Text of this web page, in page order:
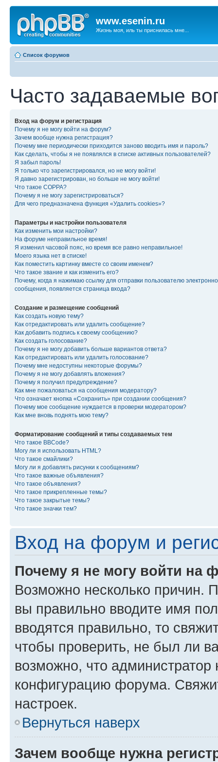
www.esenin.ru
Жизнь моя, иль ты приснилась мне...
Список форумов
Часто задаваемые
Вход на форум и регистрация
Почему я не могу войти на форум?
Зачем вообще нужна регистрация?
Почему мне периодически приходится заново вводить имя и пароль?
Как сделать, чтобы я не появлялся в списке активных пользователей?
Я забыл пароль!
Я только что зарегистрировался, но не могу войти!
Я давно зарегистрирован, но больше не могу войти!
Что такое COPPA?
Почему я не могу зарегистрироваться?
Для чего предназначена функция «Удалить cookies»?
Параметры и настройки пользователя
Как изменить мои настройки?
На форуме неправильное время!
Я изменил часовой пояс, но время все равно неправильное!
Моего языка нет в списке!
Как поместить картинку вместе со своим именем?
Что такое звание и как изменить его?
Почему, когда я нажимаю ссылку для отправки пользователю
сообщения, появляется страница входа?
Создание и размещение сообщений
Как создать новую тему?
Как отредактировать или удалить сообщение?
Как добавить подпись к своему сообщению?
Как создать голосование?
Почему я не могу добавить больше вариантов ответа?
Как отредактировать или удалить голосование?
Почему мне недоступны некоторые форумы?
Почему я не могу добавлять вложения?
Почему я получил предупреждение?
Как мне пожаловаться на сообщения модератору?
Что означает кнопка «Сохранить» при создании сообщения?
Почему мое сообщение нуждается в проверки модератором?
Как мне вновь поднять мою тему?
Форматирование сообщений и типы создаваемых тем
Что такое BBCode?
Могу ли я использовать HTML?
Что такое смайлики?
Могу ли я добавлять рисунки к сообщениям?
Что такое важные объявления?
Что такое объявления?
Что такое прикрепленные темы?
Что такое закрытые темы?
Что такое значки тем?
Вход на форум и
Почему я не могу войти на
Возможно несколько причин.
вы правильно вводите имя
вводятся правильно, то
чтобы проверить, не был ли
возможно, что администратор
конфигурацию форума.
настроек.
Вернуться наверх
Зачем вообще нужна